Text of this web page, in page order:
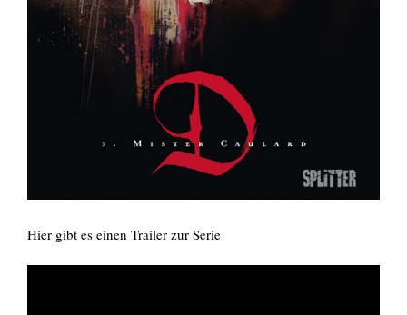
Hier gibt es einen Trailer zur Serie